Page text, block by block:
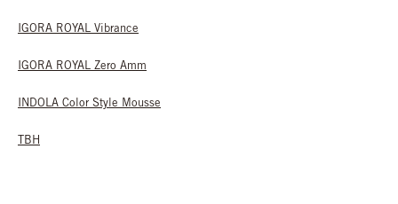
IGORA ROYAL Vibrance
IGORA ROYAL Zero Amm
INDOLA Color Style Mousse
TBH